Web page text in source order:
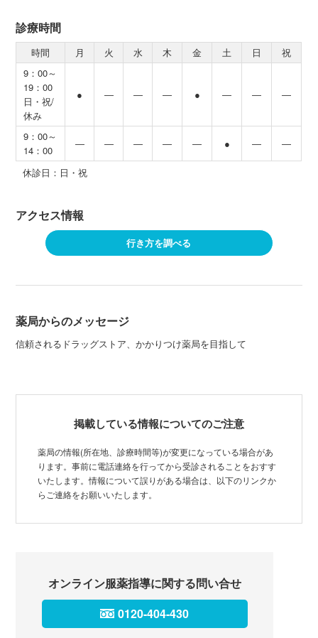
診療時間
時間 月 火 水 木 金 土 日
祝
9：00～
19：00
日・祝/
休み
● ― ― ― ● ― ― ―
9：00～
14：00
― ― ― ― ― ● ― ―
休診日：日・祝
アクセス情報
行き方を調べる
薬局からのメッセージ
信頼されるドラッグストア、かかりつけ薬局を目指して
掲載している情報についてのご注意
薬局の情報(所在地、診療時間等)が変更になっている場合があ
ります。事前に電話連絡を行ってから受診されることをおすす
いたします。情報について誤りがある場合は、以下のリンクか
らご連絡をお願いいたします。
オンライン服薬指導に関する問い合せ
0120-404-430